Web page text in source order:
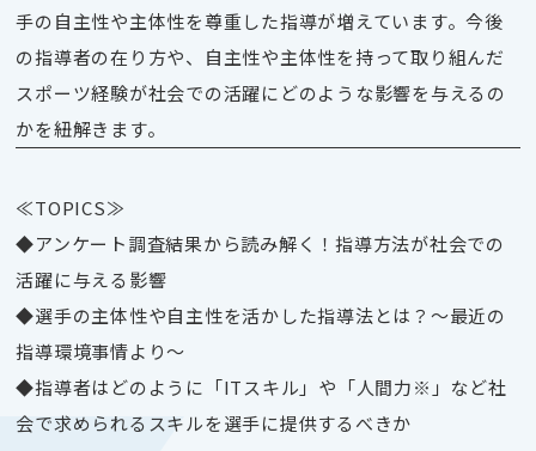
手の自主性や主体性を尊重した指導が増えています。今後
の指導者の在り方や、自主性や主体性を持って取り組んだ
スポーツ経験が社会での活躍にどのような影響を与えるの
かを紐解きます。
≪TOPICS≫
◆アンケート調査結果から読み解く！指導方法が社会での
活躍に与える影響
◆選手の主体性や自主性を活かした指導法とは？～最近の
指導環境事情より～
◆指導者はどのように「ITスキル」や「人間力※」など社
会で求められるスキルを選手に提供するべきか